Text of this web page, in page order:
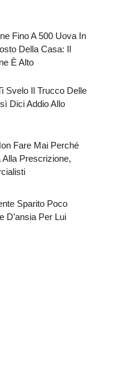
Fino A 500 Uova In
Della Casa: Il
È Alto
Svelo Il Trucco Delle
Dici Addio Allo
Fare Mai Perché
Alla Prescrizione,
Sparito Poco
D’ansia Per Lui